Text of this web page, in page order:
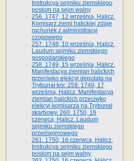
Instrukcya sejmiku ziemskiego
posłom na sejm walny
256. 1747, 12 września, Halicz.
Komisarz ziemi halickiej zdaje
rachunek z administracyi
czopowego
257. 1748, 10 września, Halicz.
Laudum sejmiku ziemskiego
gospodarskiego
258. 1749, 15 września, Halicz.
Manifestacya ziemian halickich
przeciwko elekcyi deputata na
Trybunał kor. 259. 1749, 17
września, Halicz. Manifestacya
ziemian halickich przeciwko
elekcyi komisarza na Trybunał
skarbowy. 260. 1750, 16
czerwca, Halicz. Laudum
sejmiku ziemskiego
przedsejmowego
261. 1750, 16 czerwca, Halicz.
Instrukcya sejmiku ziemskiego
posłom na sejm walny